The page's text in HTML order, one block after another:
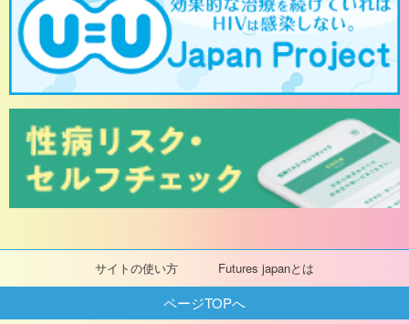
サイトの使い方 Futures japanとは
ページTOPへ